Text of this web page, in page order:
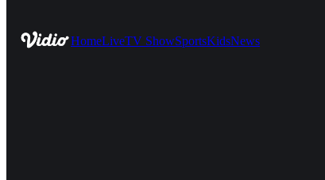
HomeLiveTV ShowSportsKidsNews